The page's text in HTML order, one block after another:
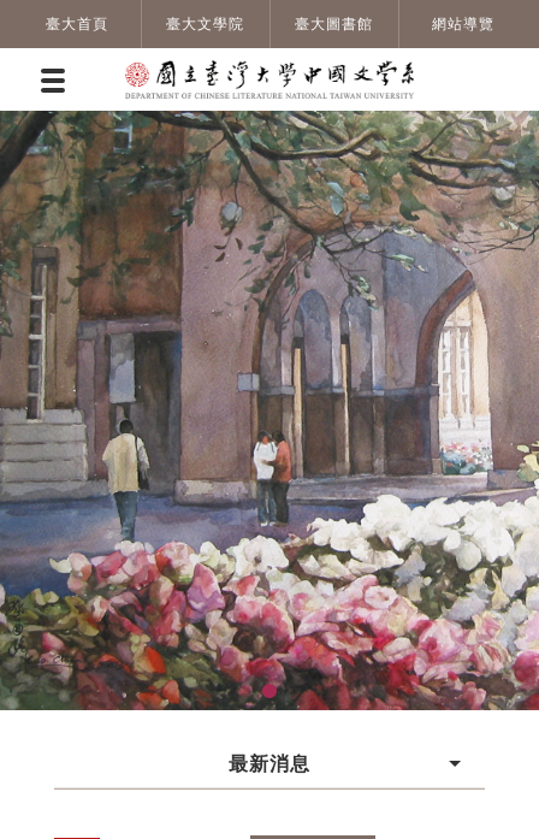
臺大首頁 臺大文學院 臺大圖書館 網站導覽
最新消息